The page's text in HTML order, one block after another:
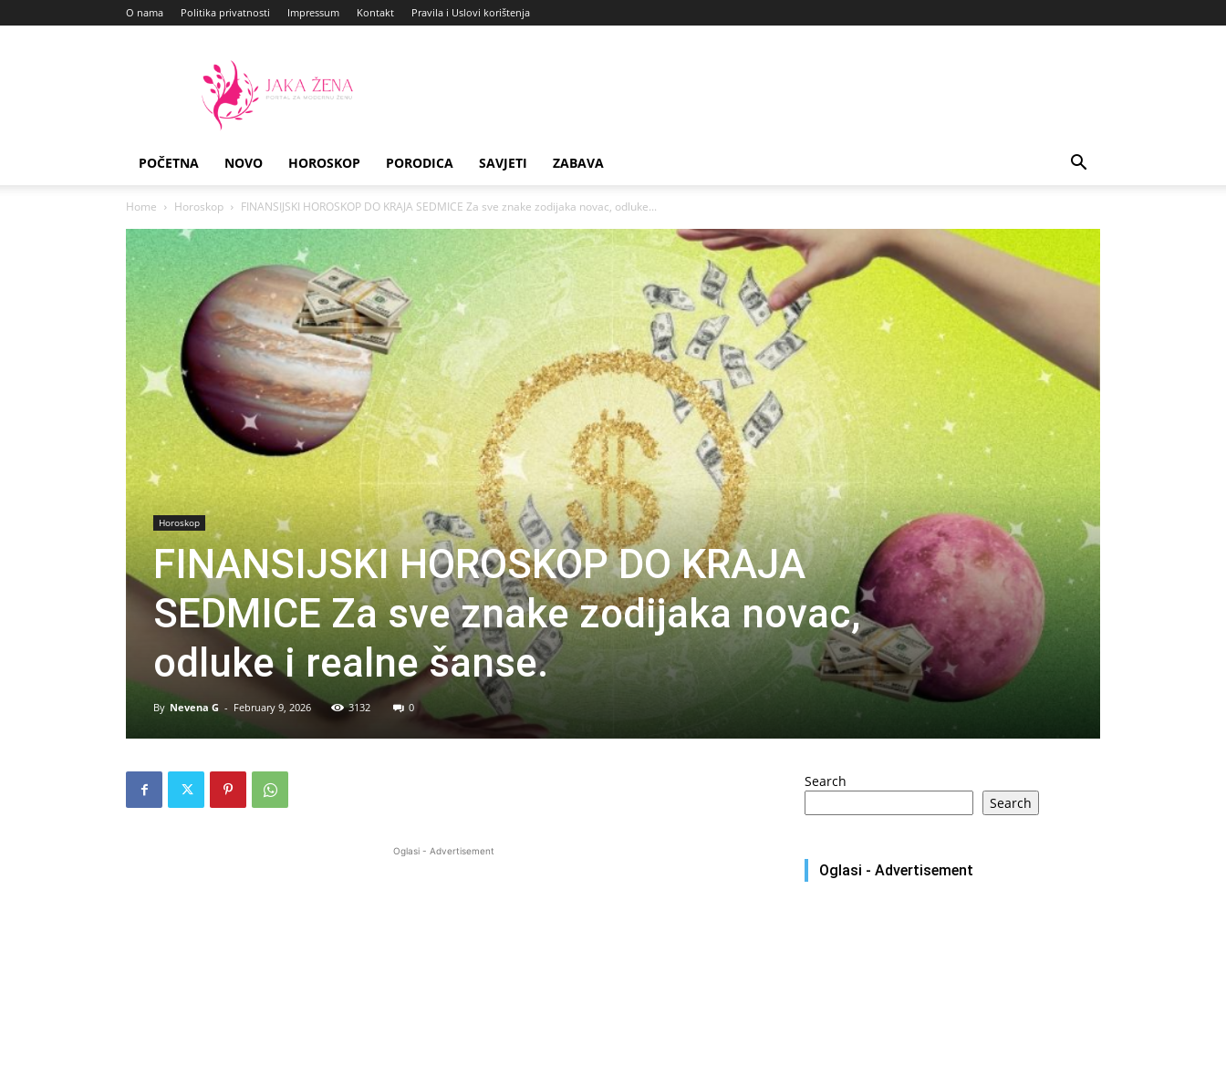
O nama Politika privatnosti Impressum Kontakt Pravila i Uslovi korištenja
Zena
POČETNA NOVO HOROSKOP PORODICA SAVJETI ZABAVA
Home Horoskop FINANSIJSKI HOROSKOP DO KRAJA SEDMICE Za sve znake zodijaka novac, odluke...
Horoskop
FINANSIJSKI HOROSKOP DO KRAJA
SEDMICE Za sve znake zodijaka novac,
odluke i realne šanse.
By Nevena G - February 9, 2026 3132 0
Oglasi - Advertisement
Search
Search
Oglasi - Advertisement